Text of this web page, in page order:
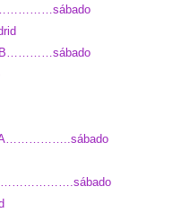
B…………sábado
A……………..sábado